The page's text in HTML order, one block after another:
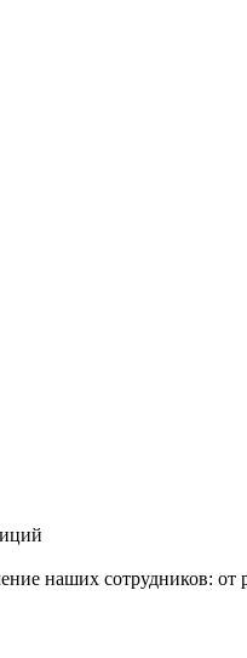
наших сотрудников: